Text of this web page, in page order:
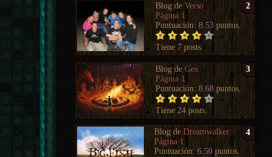
2
Blog deVerso
Página 1
Puntuación:8.53 puntos.
Tiene 7 posts.
3
Blog deGex
Página 1
Puntuación:8.68 puntos.
Tiene 24 posts.
4
Blog deDreamwalker
Página 1
Puntuación:6.50 puntos.